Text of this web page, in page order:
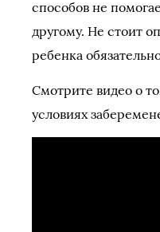
способов не
другому. Не стоит
ребенка
Смотрите видео о
условиях